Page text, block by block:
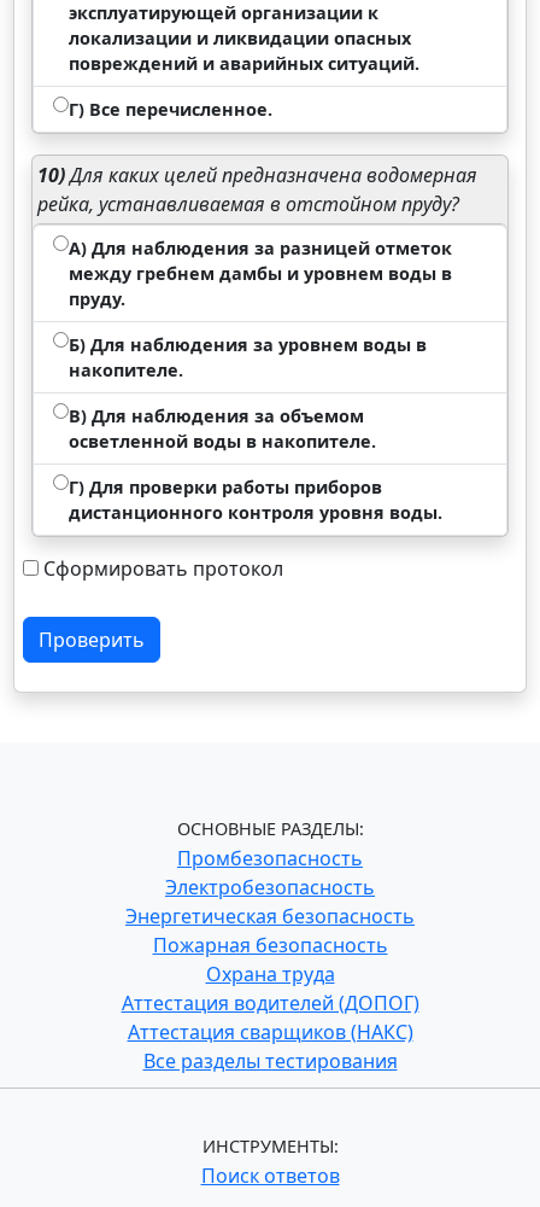
эксплуатирующей организации к
локализации и ликвидации опасных
повреждений и аварийных ситуаций.
Г) Все перечисленное.
10)Для каких целей предназначена водомерная
рейка, устанавливаемая в отстойном пруду?
А) Для наблюдения за разницей отметок
между гребнем дамбы и уровнем воды в
пруду.
Б) Для наблюдения за уровнем воды в
накопителе.
В) Для наблюдения за объемом
осветленной воды в накопителе.
Г) Для проверки работы приборов
дистанционного контроля уровня воды.
Сформировать протокол
Проверить
ОСНОВНЫЕ РАЗДЕЛЫ:
Промбезопасность
Электробезопасность
Энергетическая безопасность
Пожарная безопасность
Охрана труда
Аттестация водителей (ДОПОГ)
Аттестация сварщиков (НАКС)
Все разделы тестирования
ИНСТРУМЕНТЫ:
Поиск ответов